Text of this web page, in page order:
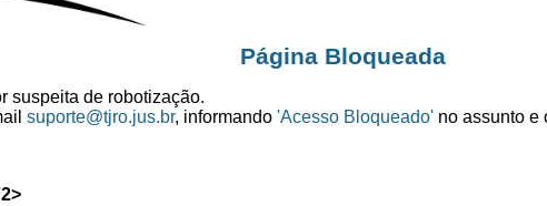
Página Bloqueada
suspeita de robotização.
suporte@tjro.jus.br, informando 'Acesso Bloqueado' no assunto e